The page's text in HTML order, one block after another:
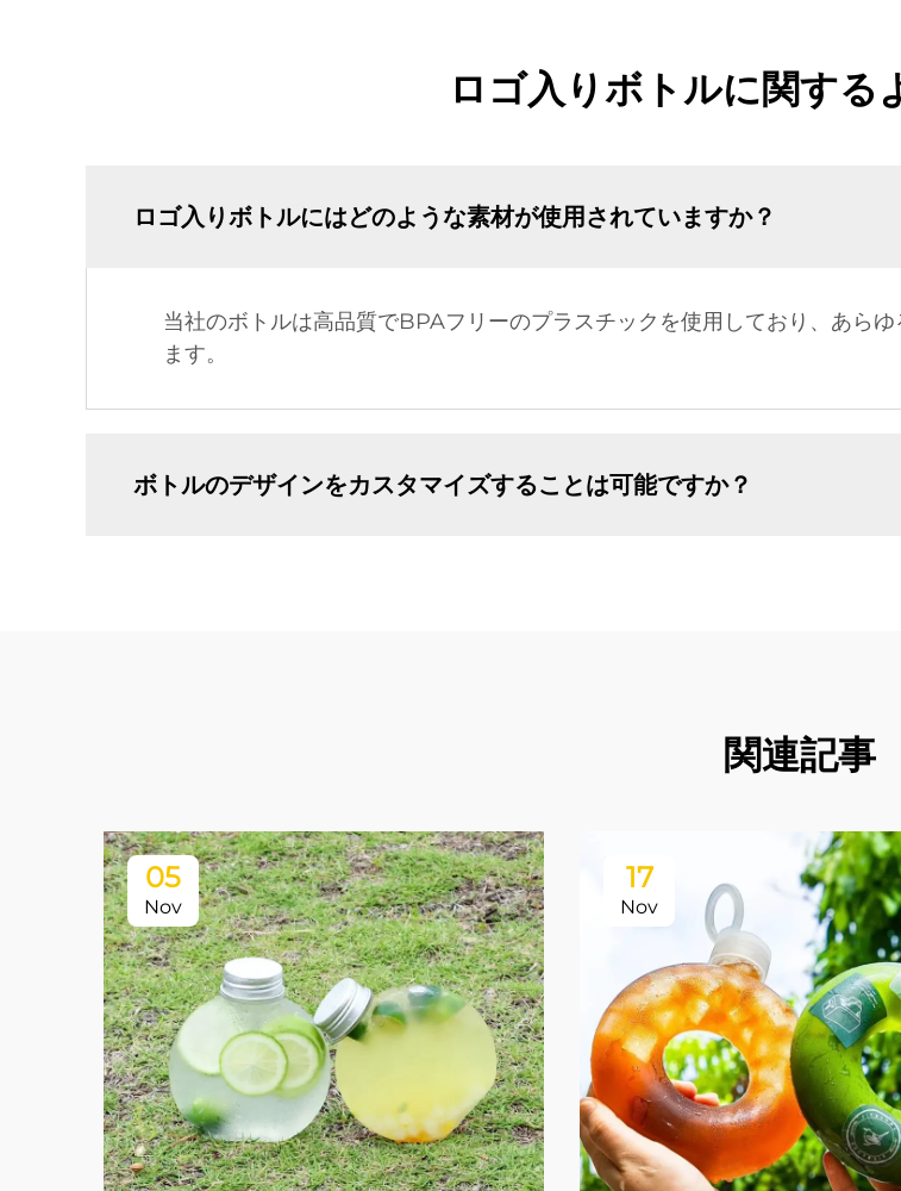
ロゴ入りボトルに関する
ロゴ入りボトルにはどのような素材が使用されていますか？
当社のボトルは高品質でBPAフリーのプラスチックを使用しており、あら
ます。
ボトルのデザインをカスタマイズすることは可能ですか？
関連記事
05
Nov
17
Nov